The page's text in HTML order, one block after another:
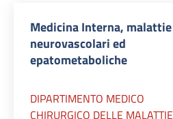
Medicina Interna, malattie
neurovascolari ed
epatometaboliche
DIPARTIMENTO MEDICO
CHIRURGICO DELLE MALATTIE